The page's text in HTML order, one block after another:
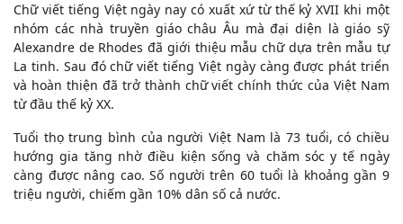
Chữ viết tiếng Việt ngày nay có xuất xứ từ thế kỷ XVII khi một
nhóm các nhà truyền giáo châu Âu mà đại diện là giáo sỹ
Alexandre de Rhodes đã giới thiệu mẫu chữ dựa trên mẫu tự
La tinh. Sau đó chữ viết tiếng Việt ngày càng được phát triển
và hoàn thiện đã trở thành chữ viết chính thức của Việt Nam
từ đầu thế kỷ XX.
Tuổi thọ trung bình của người Việt Nam là 73 tuổi, có chiều
hướng gia tăng nhờ điều kiện sống và chăm sóc y tế ngày
càng được nâng cao. Số người trên 60 tuổi là khoảng gần 9
triệu người, chiếm gần 10% dân số cả nước.